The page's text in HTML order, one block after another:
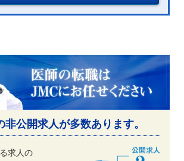
非公開求人が多数あります。
求人の